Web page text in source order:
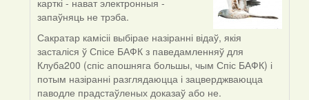
reply
to
by
dzmitry_kuzmich
карткі - нават электронныя -
запаўняць не трэба.
Сакратар камісіі выбірае назіранні відаў, якія
засталіся ў Спісе БАФК з паведамленняў для
Клуба200 (спіс апошняга большы, чым Спіс БАФК) і
потым назіранні разглядаюцца і зацверджваюцца
паводле прадстаўленых доказаў або не.